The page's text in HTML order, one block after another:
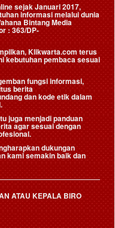
sejak Januari 2017,
informasi melalui dunia
Bintang Media
: 363/DP-
Klikwarta.com terus
kebutuhan pembaca sesuai
fungsi informasi,
berita
dan kode etik dalam
juga menjadi panduan
agar sesuai dengan
dukungan
kami semakin baik dan
ATAU KEPALA BIRO